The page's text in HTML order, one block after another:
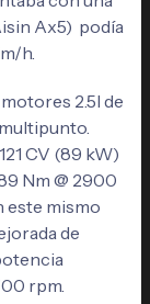
Ax5) podía
h.
2.5l de
CV (89 kW)
Nm @ 2900
este mismo
de
rpm.